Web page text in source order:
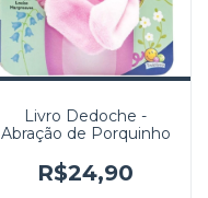
Livro Dedoche -
Abração de Porquinho
R$24,90